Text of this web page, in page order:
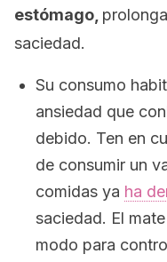
estómago,
saciedad.
Su consumo
ansiedad que
debido. Ten en
de consumir un
comidas ya ha
saciedad. El
modo para